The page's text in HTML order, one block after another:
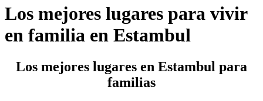
Los mejores lugares para vivir
en familia en Estambul
Los mejores lugares en Estambul para
familias